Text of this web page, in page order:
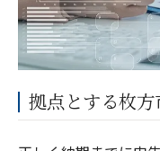
拠点とする枚